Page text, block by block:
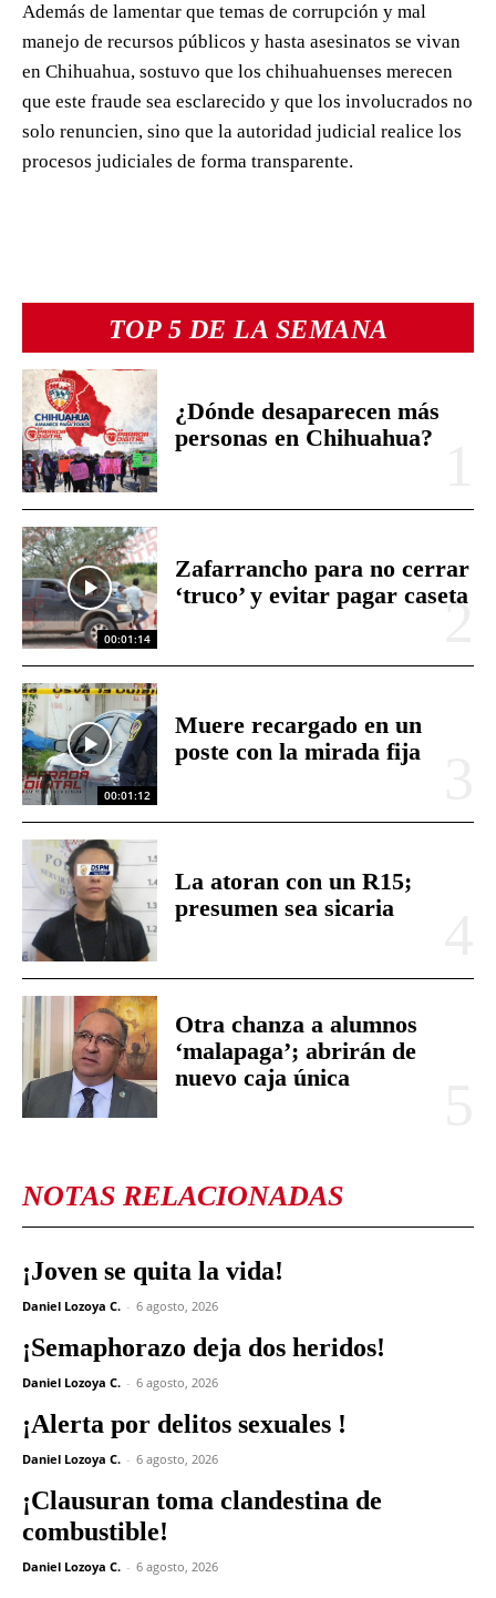
TOP 5 DE LA SEMANA
¿Dónde desaparecen más
personas en Chihuahua?
00:01:14
Zafarrancho para no cerrar
‘truco’ y evitar pagar caseta
00:01:12
Muere recargado en un
poste con la mirada fija
La atoran con un R15;
presumen sea sicaria
Otra chanza a alumnos
‘malapaga’; abrirán de
nuevo caja única
NOTAS RELACIONADAS
¡Joven se quita la vida!
Daniel Lozoya C. - 6 agosto, 2026
¡Semaphorazo deja dos heridos!
Daniel Lozoya C. - 6 agosto, 2026
¡Alerta por delitos sexuales !
Daniel Lozoya C. - 6 agosto, 2026
¡Clausuran toma clandestina de
combustible!
Daniel Lozoya C. - 6 agosto, 2026
Además de lamentar que temas de corrupción y mal
manejo de recursos públicos y hasta asesinatos se vivan
en Chihuahua, sostuvo que los chihuahuenses merecen
que este fraude sea esclarecido y que los involucrados no
solo renuncien, sino que la autoridad judicial realice los
procesos judiciales de forma transparente.